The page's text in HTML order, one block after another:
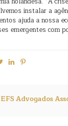
instalar a
ajuda a nossa
emergentes com
EFS Advogados